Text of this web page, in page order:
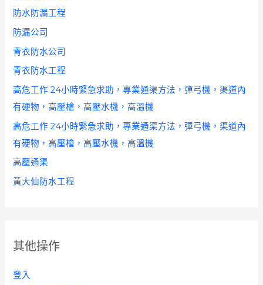
防水防漏工程
防漏公司
青衣防水公司
青衣防水工程
高危工作 24小時緊急求助，專業通渠方法，彈弓機，渠道內
有硬物，高壓槍，高壓水機，高溫機
高危工作 24小時緊急求助，專業通渠方法，彈弓機，渠道內
有硬物，高壓槍，高壓水機，高溫機
高壓通渠
黃大仙防水工程
其他操作
登入